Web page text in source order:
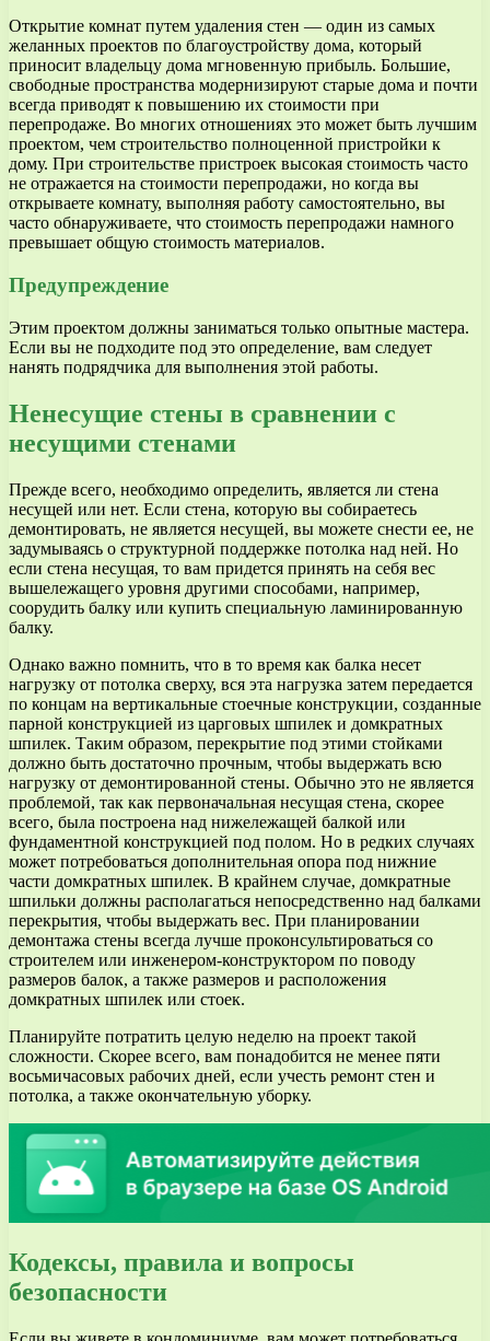
Открытие комнат путем удаления стен — один из самых
желанных проектов по благоустройству дома, который
приносит владельцу дома мгновенную прибыль. Большие,
свободные пространства модернизируют старые дома и почти
всегда приводят к повышению их стоимости при
перепродаже. Во многих отношениях это может быть лучшим
проектом, чем строительство полноценной пристройки к
дому. При строительстве пристроек высокая стоимость часто
не отражается на стоимости перепродажи, но когда вы
открываете комнату, выполняя работу самостоятельно, вы
часто обнаруживаете, что стоимость перепродажи намного
превышает общую стоимость материалов.
Предупреждение
Этим проектом должны заниматься только опытные мастера.
Если вы не подходите под это определение, вам следует
нанять подрядчика для выполнения этой работы.
Ненесущие стены в сравнении с
несущими стенами
Прежде всего, необходимо определить, является ли стена
несущей или нет. Если стена, которую вы собираетесь
демонтировать, не является несущей, вы можете снести ее, не
задумываясь о структурной поддержке потолка над ней. Но
если стена несущая, то вам придется принять на себя вес
вышележащего уровня другими способами, например,
соорудить балку или купить специальную ламинированную
балку.
Однако важно помнить, что в то время как балка несет
нагрузку от потолка сверху, вся эта нагрузка затем передается
по концам на вертикальные стоечные конструкции, созданные
парной конструкцией из царговых шпилек и домкратных
шпилек. Таким образом, перекрытие под этими стойками
должно быть достаточно прочным, чтобы выдержать всю
нагрузку от демонтированной стены. Обычно это не является
проблемой, так как первоначальная несущая стена, скорее
всего, была построена над нижележащей балкой или
фундаментной конструкцией под полом. Но в редких случаях
может потребоваться дополнительная опора под нижние
части домкратных шпилек. В крайнем случае, домкратные
шпильки должны располагаться непосредственно над балками
перекрытия, чтобы выдержать вес. При планировании
демонтажа стены всегда лучше проконсультироваться со
строителем или инженером-конструктором по поводу
размеров балок, а также размеров и расположения
домкратных шпилек или стоек.
Планируйте потратить целую неделю на проект такой
сложности. Скорее всего, вам понадобится не менее пяти
восьмичасовых рабочих дней, если учесть ремонт стен и
потолка, а также окончательную уборку.
Кодексы, правила и вопросы
безопасности